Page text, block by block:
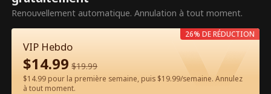
Regarder gratuitement sur l'App
Renouvellement automatique. Annulation à tout moment.
VIP Hebdo
$14.99 $19.99
$14.99 pour la première semaine, puis $19.99/semaine. Annulez
à tout moment.
26% DE RÉDUCTION